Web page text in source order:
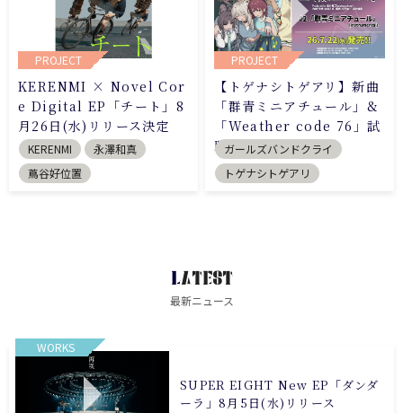
PROJECT
KERENMI × Novel Cor
e Digital EP「チート」8
月26日(水)リリース決定
KERENMI
永澤和真
蔦谷好位置
PROJECT
【トゲナシトゲアリ】新曲
「群青ミニアチュール」&
「Weather code 76」試
聴動画公開
ガールズバンドクライ
トゲナシトゲアリ
LATEST
最新ニュース
WORKS
SUPER EIGHT New EP「ダンダ
ーラ」8月5日(水)リリース